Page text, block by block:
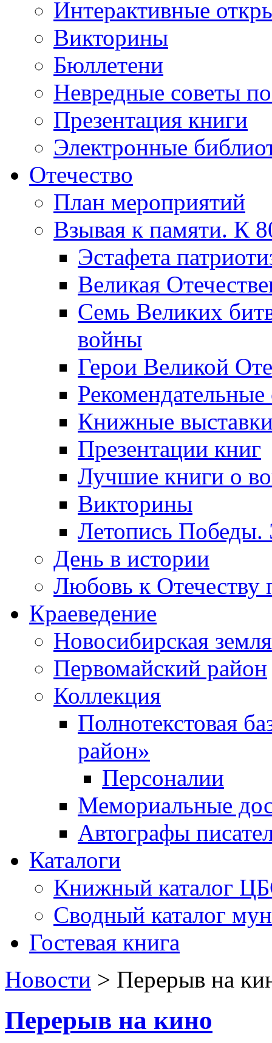
Интерактивные
Викторины
Бюллетени
Невредные советы
Презентация книги
Электронные
Отечество
План мероприятий
Взывая к памяти. К
Эcтафета
Великая
Семь Великих
войны
Герои Великой
Рекомендательные
Книжные
Презентации книг
Лучшие книги о
Викторины
Летопись Победы.
День в истории
Любовь к Отечеству
Краеведение
Новосибирская земля
Первомайский район
Коллекция
Полнотекстовая
район»
Персоналии
Мемориальные
Автографы
Каталоги
Книжный каталог
Сводный каталог
Гостевая книга
Новости > Перерыв на
Перерыв на кино